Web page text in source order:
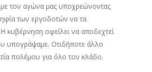
με τον αγώνα μας υποχρεώνοντας
των εργοδοτών να τα
κυβέρνηση οφείλει να αποδεχτεί
υπογράψαμε. Οτιδήποτε άλλο
πολέμου για όλο τον κλάδο.